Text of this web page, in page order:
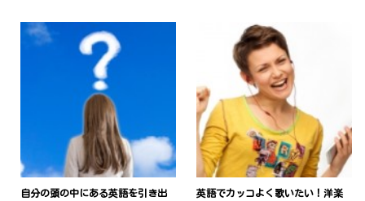
自分の頭の中にある英語を引き出
英語でカッコよく歌いたい！洋楽